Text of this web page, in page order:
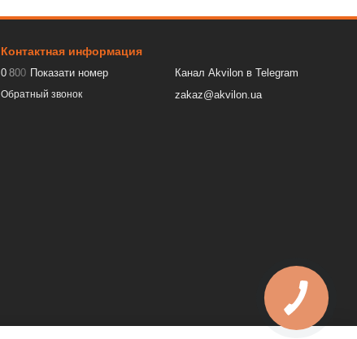
Контактная информация
0 800 Показати номер
Обратный звонок
Канал Akvilon в Telegram
zakaz@akvilon.ua